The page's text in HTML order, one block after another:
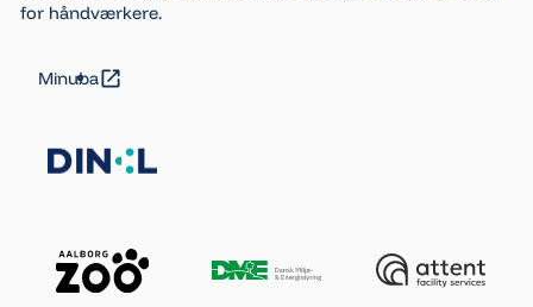
for håndværkere.
Minuba